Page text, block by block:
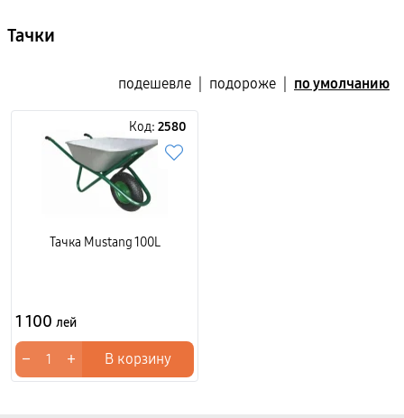
Тачки
подешевле подороже по умолчанию
Код: 2580
Тачка Mustang 100L
1 100 лей
− + В корзину